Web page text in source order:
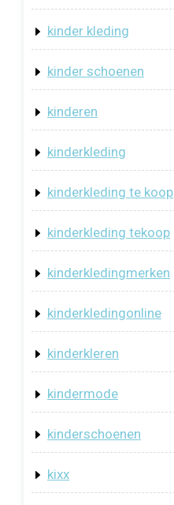
kinder kleding
kinder schoenen
kinderen
kinderkleding
kinderkleding te koop
kinderkleding tekoop
kinderkledingmerken
kinderkledingonline
kinderkleren
kindermode
kinderschoenen
kixx